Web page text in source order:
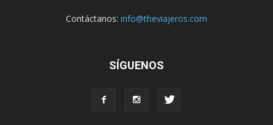
Contáctanos: info@theviajeros.com
SÍGUENOS